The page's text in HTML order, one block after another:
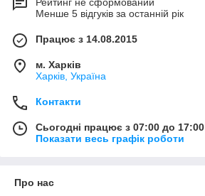
Рейтинг не сформований
Менше 5 відгуків за останній рік
Працює з 14.08.2015
м. Харків
Харків, Україна
Контакти
Сьогодні працює з 07:00 до 17:00
Показати весь графік роботи
Про нас